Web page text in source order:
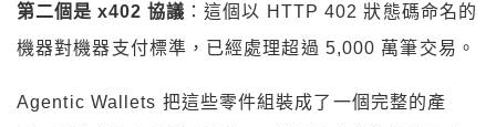
第二個是 x402 協議 ：這個以 HTTP 402 狀態碼命名的
機器對機器支付標準，已經處理超過 5,000 萬筆交易。
Agentic Wallets 把這些零件組裝成了一個完整的產